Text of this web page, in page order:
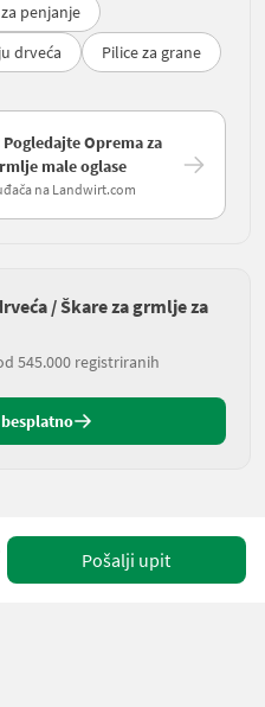
penjanje
drveća
Pilice za grane
Oprema za
male oglase
na Landwirt.com
/ Škare za grmlje za
545.000 registriranih
Pošalji upit